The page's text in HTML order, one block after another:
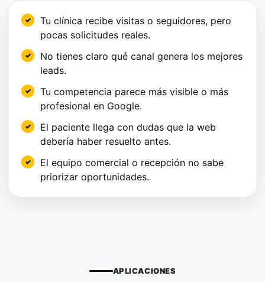
Tu clínica recibe visitas o seguidores, pero
pocas solicitudes reales.
No tienes claro qué canal genera los mejores
leads.
Tu competencia parece más visible o más
profesional en Google.
El paciente llega con dudas que la web
debería haber resuelto antes.
El equipo comercial o recepción no sabe
priorizar oportunidades.
APLICACIONES